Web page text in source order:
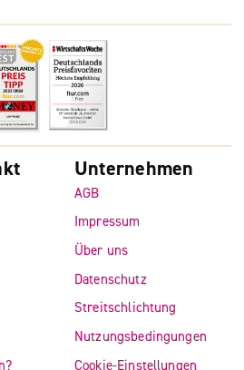
Unternehmen
AGB
Impressum
Über uns
Datenschutz
Streitschlichtung
Nutzungsbedingungen
Cookie-Einstellungen